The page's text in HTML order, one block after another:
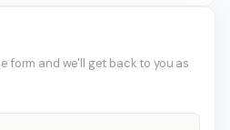
form and we'll get back to you as